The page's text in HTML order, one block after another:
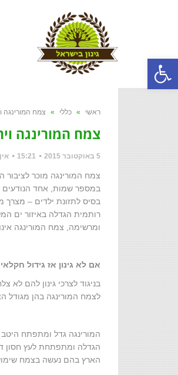
פתח סרגל נגישות
ראשי » כללי » צמח המורינגה
צמח המורינגה
5 באוקטובר 2015 15:21
צמח המורינגה מוכר לציבור
במספר שמות, אחד הנודעים
רותמית הגדלה באיזור ים
ומרשימה, צמח המורינגה אינו
אם לא גינון אז גידול חקלאי
בניגוד לצרכי גינון להם
לצמח המורינגה בהן מגודל
המורינגה גדל ומתפתח היטב
הגדלה ומתפתחת לעץ חסון
הארץ בהם נעשה בצמח שימוש